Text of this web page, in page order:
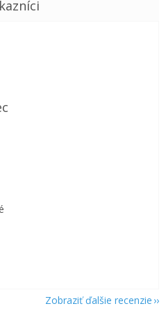
je 5 z 5 hviezdičiek.
je 5 z 5 hviezdičiek.
je 5 z 5 hviezdičiek.
je 5 z 5 hviezdičiek.
Zobraziť ďalšie recenzie